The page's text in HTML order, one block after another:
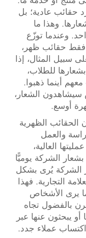
عادية؛ بل
وهذا ما
وعندما توزّع
فقط حقائب ظهر،
سبيل المثال، إذا
للطلاب،
أينما ذهبوا.
سيشاهدون الشعار،
أوسع.
الحقائب الظهرية
والعمل
العالية،
الشركة يوميًّا
الشركة يُرى بشكل
التجارية. فهذا
يرى الأشخاص
بالفضول تجاه
أو يبحثون عنها عبر
عملاء جدد.